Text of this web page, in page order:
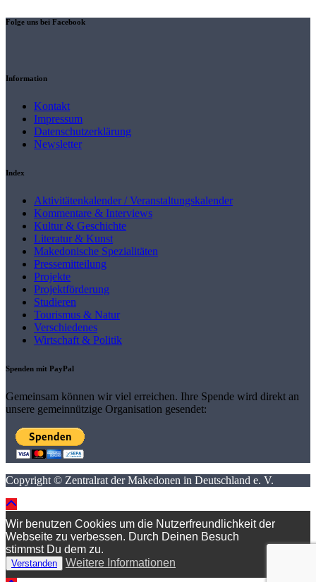
Folge uns bei Facebook
Information
Kontakt
Impressum
Datenschutzerklärung
Newsletter
Index
Aktivitätenkalender / Veranstaltungskalender
Kommentare & Interviews
Kultur & Geschichte
Literatur & Kunst
Makedonische Spezialitäten
Pressemitteilung
Projekte
Projektförderung
Studieren
Tourismus & Natur
Verschiedenes
Wirtschaft & Politik
Spenden mit PayPal
Gemeinsam können wir viel erreichen. Ihre Spende wird direkt an
unsere gemeinnützige Organisation gesendet:
Copyright © Zentralrat der Makedonen in Deutschland e. V.
Wir benutzen Cookies um die Nutzerfreundlichkeit der
Webseite zu verbessen. Durch Deinen Besuch
stimmst Du dem zu.
Verstanden Weitere Informationen